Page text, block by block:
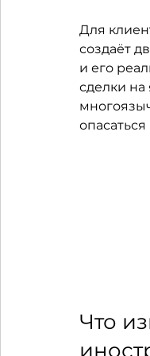
Для
создаёт
и его
сделки на
Что